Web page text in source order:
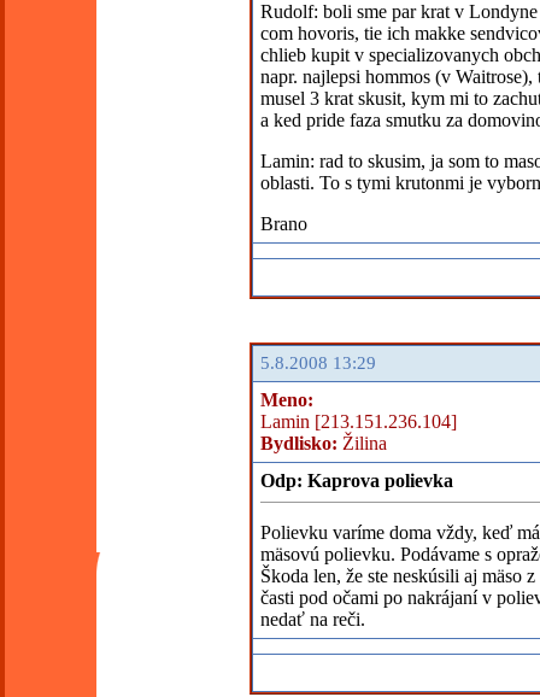
Rudolf: boli sme par krat v
com hovoris, tie ich makke
chlieb kupit v specializovanych
napr. najlepsi hommos (v
musel 3 krat skusit, kym mi to
a ked pride faza smutku za
Lamin: rad to skusim, ja som to
oblasti. To s tymi krutonmi je
Brano
5.8.2008 13:29
Meno:
Lamin [213.151.236.104]
Bydlisko: Žilina
Odp: Kaprova polievka
Polievku varíme doma vždy, keď
mäsovú polievku. Podávame s
Škoda len, že ste neskúsili aj mäso
časti pod očami po nakrájaní v
nedať na reči.